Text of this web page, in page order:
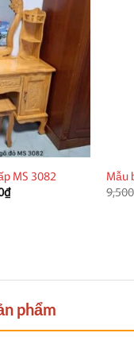
MS 3082
₫Giá
hiện
Mẫu
phẩm